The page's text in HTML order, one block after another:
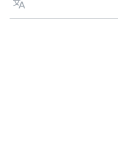
Sprache